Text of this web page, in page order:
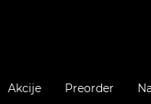
Akcije Preorder